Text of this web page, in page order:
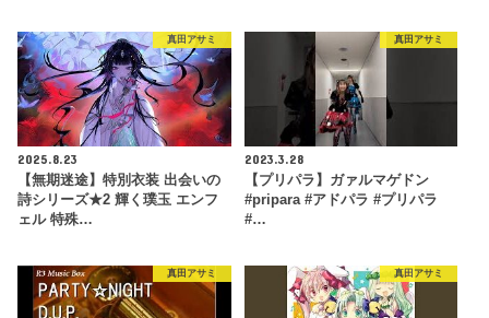
真田アサミ
2025.8.23
【無期迷途】特別衣装 出会いの
詩シリーズ★2 輝く璞玉 エンフ
ェル 特殊…
真田アサミ
2023.3.28
【プリパラ】ガァルマゲドン
#pripara #アドパラ #プリパラ
#…
真田アサミ 真田アサミ